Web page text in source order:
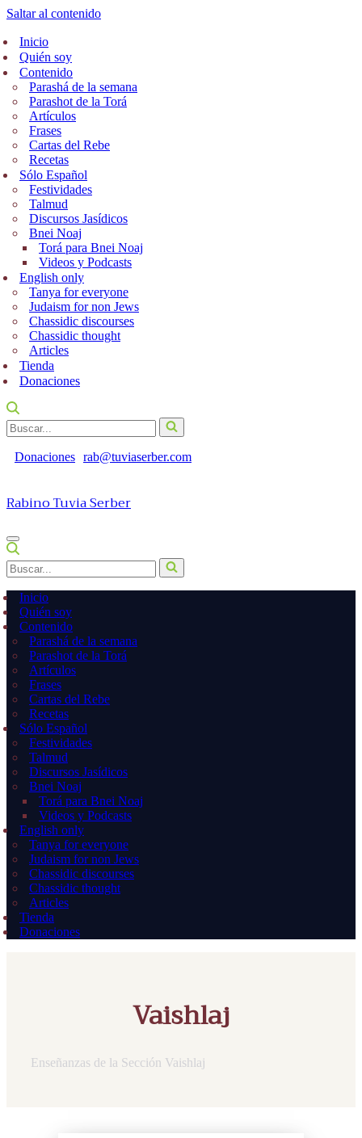
Saltar al contenido
Inicio
Quién soy
Contenido
Parashá de la semana
Parashot de la Torá
Artículos
Frases
Cartas del Rebe
Recetas
Sólo Español
Festividades
Talmud
Discursos Jasídicos
Bnei Noaj
Torá para Bnei Noaj
Videos y Podcasts
English only
Tanya for everyone
Judaism for non Jews
Chassidic discourses
Chassidic thought
Articles
Tienda
Donaciones
Buscar...
Donaciones rab@tuviaserber.com
Rabino Tuvia Serber
Menú
de
navegación
Buscar...
Inicio
Quién soy
Contenido
Parashá de la semana
Parashot de la Torá
Artículos
Frases
Cartas del Rebe
Recetas
Sólo Español
Festividades
Talmud
Discursos Jasídicos
Bnei Noaj
Torá para Bnei Noaj
Videos y Podcasts
English only
Tanya for everyone
Judaism for non Jews
Chassidic discourses
Chassidic thought
Articles
Tienda
Donaciones
Vaishlaj
Enseñanzas de la Sección Vaishlaj